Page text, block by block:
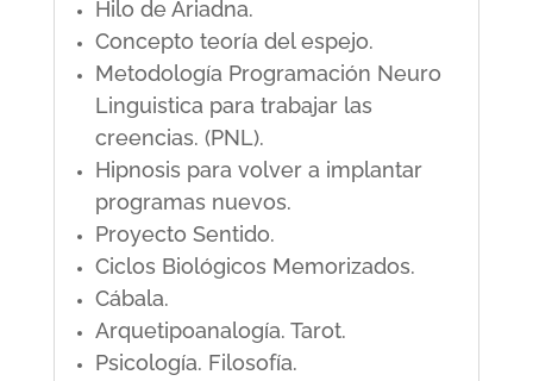
Hilo de Ariadna.
Concepto teoría del espejo.
Metodología Programación Neuro
Linguistica para trabajar las
creencias. (PNL).
Hipnosis para volver a implantar
programas nuevos.
Proyecto Sentido.
Ciclos Biológicos Memorizados.
Cábala.
Arquetipoanalogía. Tarot.
Psicología. Filosofía.